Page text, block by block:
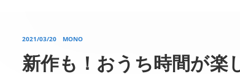
2021/03/20 MONO
新作も！おうち時間が楽